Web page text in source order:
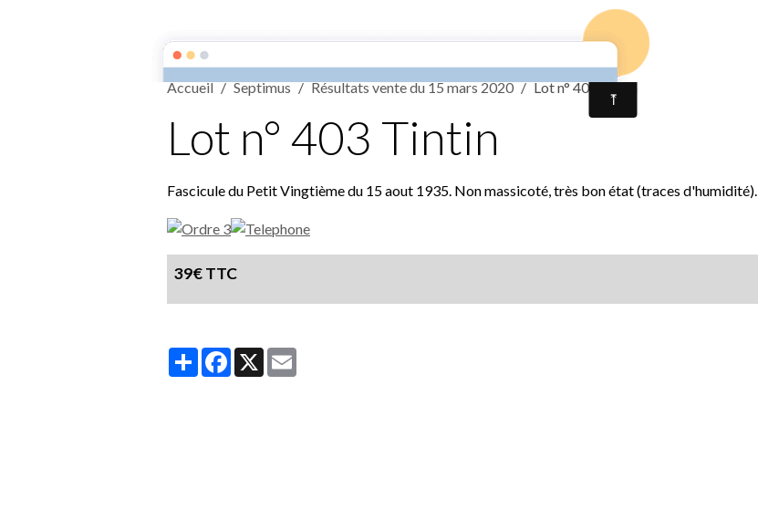
Accueil Contact
Accueil Septimus Résultats vente du 15 mars 2020 Lot n° 403 Tintin
Lot n° 403 Tintin
Fascicule du Petit Vingtième du 15 aout 1935. Non massicoté, très bon état (traces d'humidité).
39€ TTC
PartagerFacebook
X